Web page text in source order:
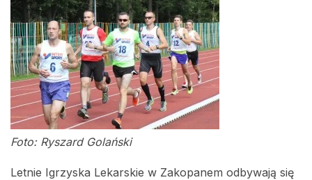
Foto: Ryszard Golański
Letnie Igrzyska Lekarskie w Zakopanem odbywają się